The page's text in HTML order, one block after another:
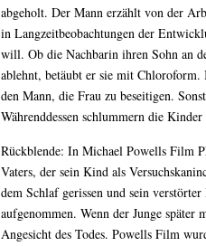
abgeholt. Der Mann erzählt von der
in Langzeitbeobachtungen der
will. Ob die Nachbarin ihren Sohn an
ablehnt, betäubt er sie mit
den Mann, die Frau zu beseitigen.
Währenddessen schlummern die
Rückblende: In Michael Powells Film
Vaters, der sein Kind als
dem Schlaf gerissen und sein
aufgenommen. Wenn der Junge später
Angesicht des Todes. Powells Film